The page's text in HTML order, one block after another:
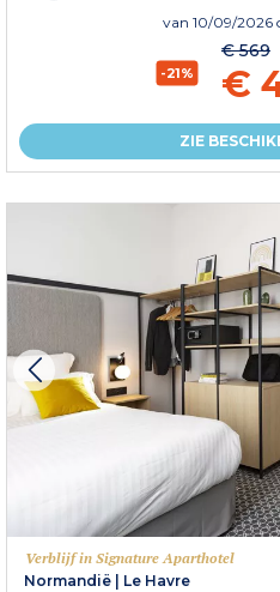
van 10/09/2026
-21%
€ 569
€
ZIE
Verblijf in Signature Aparthotel
Normandië | Le Havre